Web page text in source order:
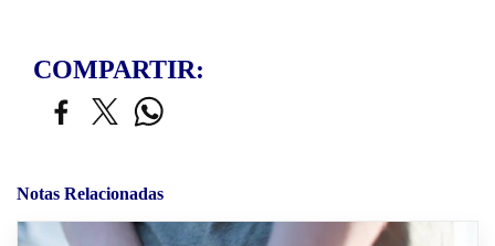
COMPARTIR:
Notas Relacionadas